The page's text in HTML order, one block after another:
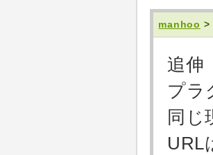
manhoo >
追伸
プラ
同じ
URL